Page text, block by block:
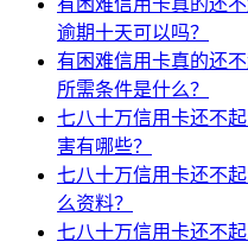
逾期十天可以吗？
有困难信用卡真的还
所需条件是什么？
七八十万信用卡还不
害有哪些？
七八十万信用卡还不
么资料？
七八十万信用卡还不